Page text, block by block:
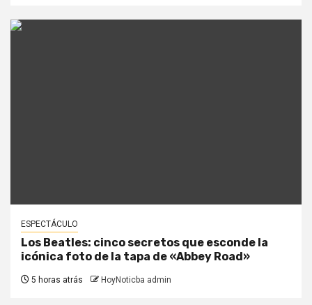
ESPECTÁCULO
Los Beatles: cinco secretos que esconde la
icónica foto de la tapa de «Abbey Road»
5 horas atrás HoyNoticba admin